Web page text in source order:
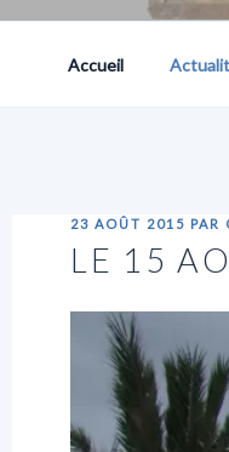
Accueil
PUBLIÉ
23 AOÛT 2015 PAR
LE 15